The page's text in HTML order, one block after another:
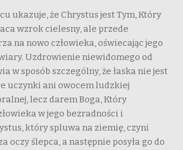
ukazuje, że Chrystus jest Tym, Który
wzrok cielesny, ale przede
na nowo człowieka, oświecając jego
Uzdrowienie niewidomego od
w sposób szczególny, że łaska nie jest
uczynki ani owocem ludzkiej
lecz darem Boga, Który
w jego bezradności i
który spluwa na ziemię, czyni
oczy ślepca, a następnie posyła go do